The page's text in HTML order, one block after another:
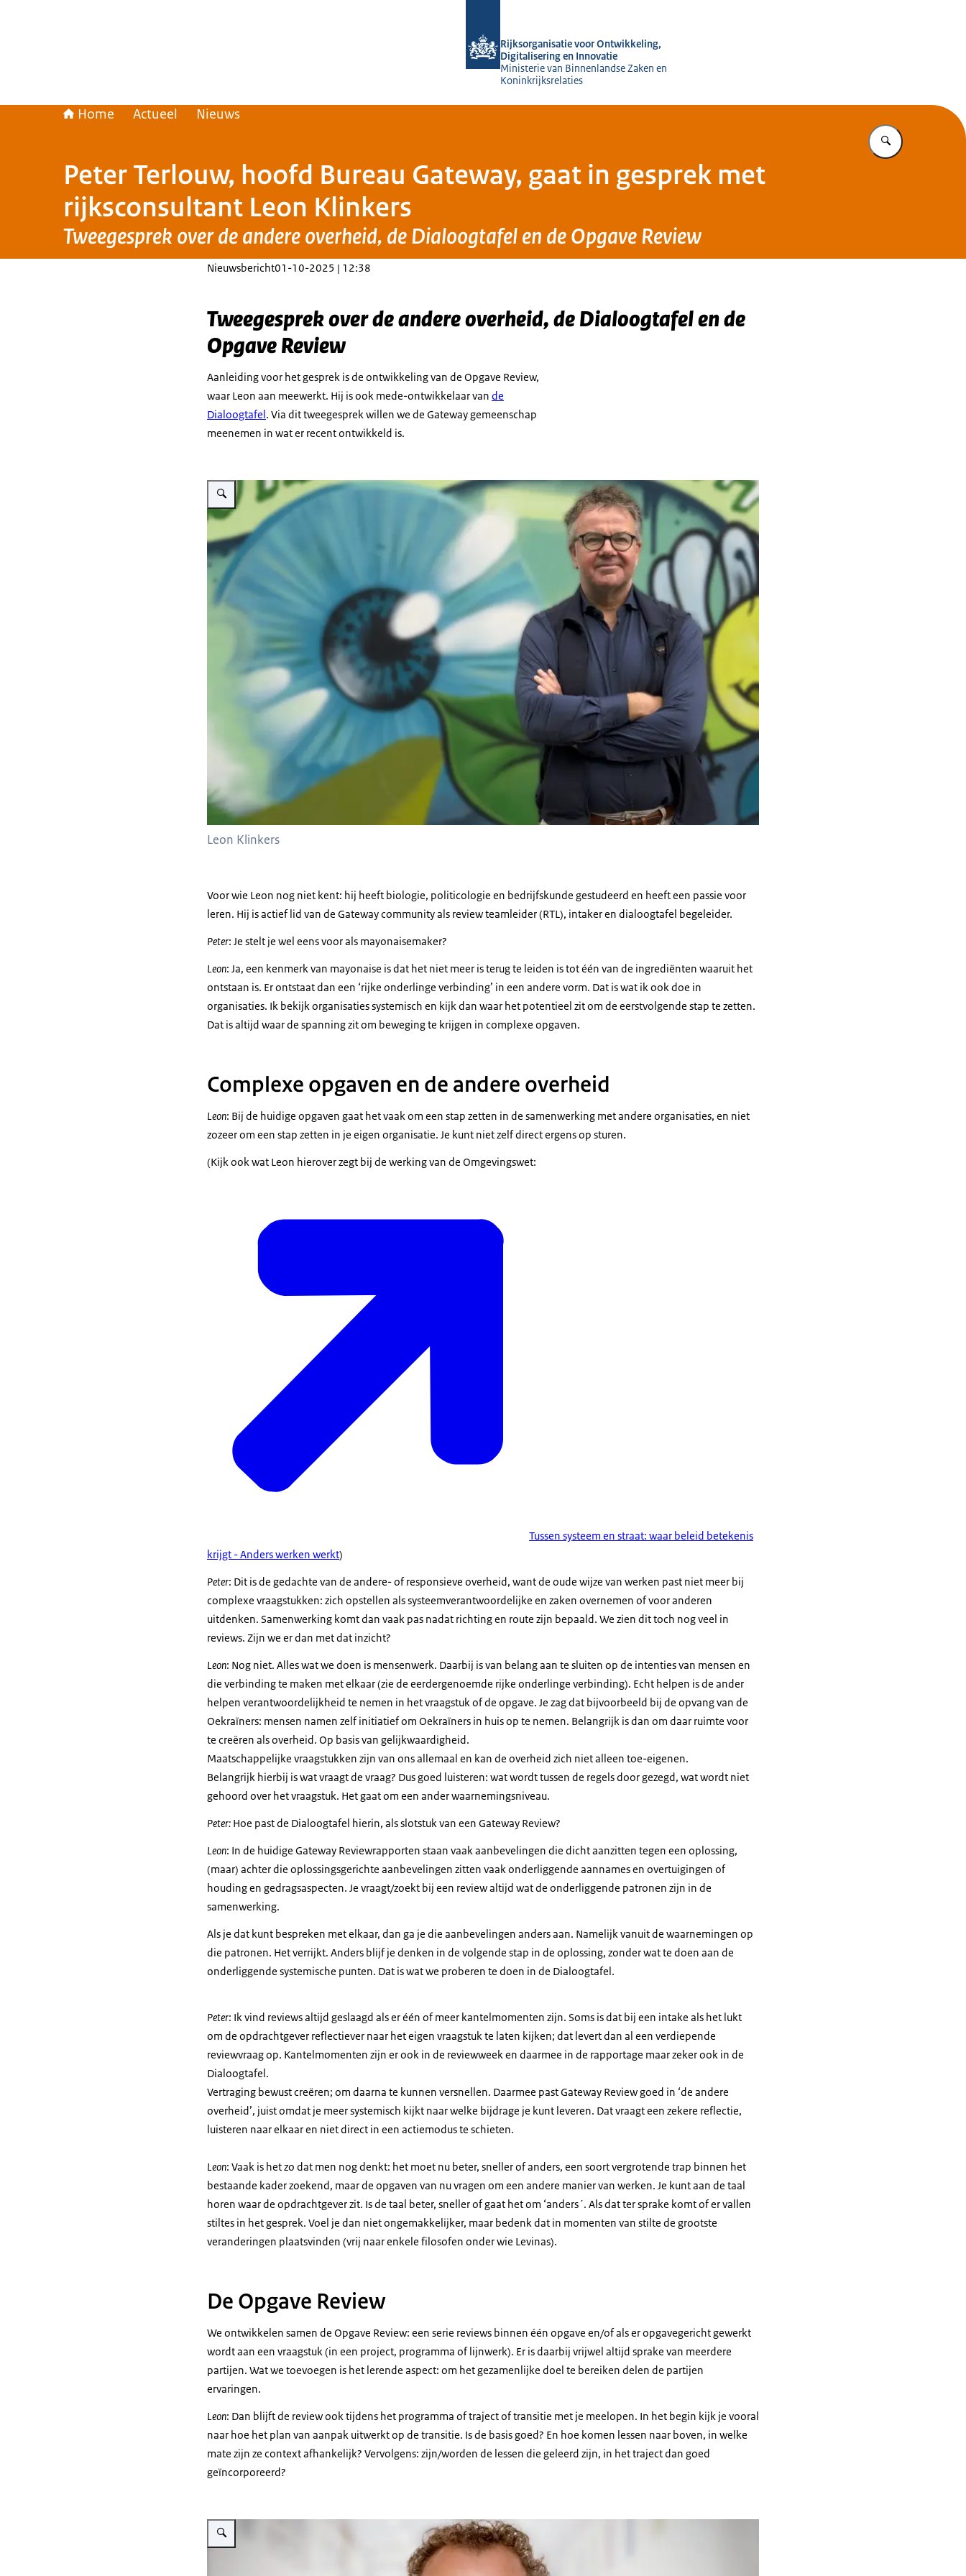
Rijksorganisatie voor Ontwikkeling,
Digitalisering en Innovatie
Ministerie van Binnenlandse Zaken en
Koninkrijksrelaties
Home Actueel Nieuws
Vul in wat u
Peter Terlouw, hoofd Bureau Gateway, gaat in gesprek met
rijksconsultant Leon Klinkers
Tweegesprek over de andere overheid, de Dialoogtafel en de Opgave Review
Nieuwsbericht01-10-2025 | 12:38
Tweegesprek over de andere overheid, de Dialoogtafel en de
Opgave Review
Aanleiding voor het gesprek is de ontwikkeling van de Opgave Review,
waar Leon aan meewerkt. Hij is ook mede-ontwikkelaar van de
Dialoogtafel. Via dit tweegesprek willen we de Gateway gemeenschap
meenemen in wat er recent ontwikkeld is.
Vergroot afbeelding Leon Klinkers
Leon Klinkers
Voor wie Leon nog niet kent: hij heeft biologie, politicologie en bedrijfskunde gestudeerd en heeft een passie voor
leren. Hij is actief lid van de Gateway community als review teamleider (RTL), intaker en dialoogtafel begeleider.
Peter: Je stelt je wel eens voor als mayonaisemaker?
Leon: Ja, een kenmerk van mayonaise is dat het niet meer is terug te leiden is tot één van de ingrediënten waaruit het
ontstaan is. Er ontstaat dan een ‘rijke onderlinge verbinding’ in een andere vorm. Dat is wat ik ook doe in
organisaties. Ik bekijk organisaties systemisch en kijk dan waar het potentieel zit om de eerstvolgende stap te zetten.
Dat is altijd waar de spanning zit om beweging te krijgen in complexe opgaven.
Complexe opgaven en de andere overheid
Leon: Bij de huidige opgaven gaat het vaak om een stap zetten in de samenwerking met andere organisaties, en niet
zozeer om een stap zetten in je eigen organisatie. Je kunt niet zelf direct ergens op sturen.
(Kijk ook wat Leon hierover zegt bij de werking van de Omgevingswet:
Tussen systeem en straat: waar beleid betekenis
krijgt - Anders werken werkt)
Peter: Dit is de gedachte van de andere- of responsieve overheid, want de oude wijze van werken past niet meer bij
complexe vraagstukken: zich opstellen als systeemverantwoordelijke en zaken overnemen of voor anderen
uitdenken. Samenwerking komt dan vaak pas nadat richting en route zijn bepaald. We zien dit toch nog veel in
reviews. Zijn we er dan met dat inzicht?
Leon: Nog niet. Alles wat we doen is mensenwerk. Daarbij is van belang aan te sluiten op de intenties van mensen en
die verbinding te maken met elkaar (zie de eerdergenoemde rijke onderlinge verbinding). Echt helpen is de ander
helpen verantwoordelijkheid te nemen in het vraagstuk of de opgave. Je zag dat bijvoorbeeld bij de opvang van de
Oekraïners: mensen namen zelf initiatief om Oekraïners in huis op te nemen. Belangrijk is dan om daar ruimte voor
te creëren als overheid. Op basis van gelijkwaardigheid.
Maatschappelijke vraagstukken zijn van ons allemaal en kan de overheid zich niet alleen toe-eigenen.
Belangrijk hierbij is wat vraagt de vraag? Dus goed luisteren: wat wordt tussen de regels door gezegd, wat wordt niet
gehoord over het vraagstuk. Het gaat om een ander waarnemingsniveau.
Peter: Hoe past de Dialoogtafel hierin, als slotstuk van een Gateway Review?
Leon: In de huidige Gateway Reviewrapporten staan vaak aanbevelingen die dicht aanzitten tegen een oplossing,
(maar) achter die oplossingsgerichte aanbevelingen zitten vaak onderliggende aannames en overtuigingen of
houding en gedragsaspecten. Je vraagt/zoekt bij een review altijd wat de onderliggende patronen zijn in de
samenwerking.
Als je dat kunt bespreken met elkaar, dan ga je die aanbevelingen anders aan. Namelijk vanuit de waarnemingen op
die patronen. Het verrijkt. Anders blijf je denken in de volgende stap in de oplossing, zonder wat te doen aan de
onderliggende systemische punten. Dat is wat we proberen te doen in de Dialoogtafel.
Peter: Ik vind reviews altijd geslaagd als er één of meer kantelmomenten zijn. Soms is dat bij een intake als het lukt
om de opdrachtgever reflectiever naar het eigen vraagstuk te laten kijken; dat levert dan al een verdiepende
reviewvraag op. Kantelmomenten zijn er ook in de reviewweek en daarmee in de rapportage maar zeker ook in de
Dialoogtafel.
Vertraging bewust creëren; om daarna te kunnen versnellen. Daarmee past Gateway Review goed in ‘de andere
overheid’, juist omdat je meer systemisch kijkt naar welke bijdrage je kunt leveren. Dat vraagt een zekere reflectie,
luisteren naar elkaar en niet direct in een actiemodus te schieten.
Leon: Vaak is het zo dat men nog denkt: het moet nu beter, sneller of anders, een soort vergrotende trap binnen het
bestaande kader zoekend, maar de opgaven van nu vragen om een andere manier van werken. Je kunt aan de taal
horen waar de opdrachtgever zit. Is de taal beter, sneller of gaat het om ‘anders´. Als dat ter sprake komt of er vallen
stiltes in het gesprek. Voel je dan niet ongemakkelijker, maar bedenk dat in momenten van stilte de grootste
veranderingen plaatsvinden (vrij naar enkele filosofen onder wie Levinas).
De Opgave Review
We ontwikkelen samen de Opgave Review: een serie reviews binnen één opgave en/of als er opgavegericht gewerkt
wordt aan een vraagstuk (in een project, programma of lijnwerk). Er is daarbij vrijwel altijd sprake van meerdere
partijen. Wat we toevoegen is het lerende aspect: om het gezamenlijke doel te bereiken delen de partijen
ervaringen.
Leon: Dan blijft de review ook tijdens het programma of traject of transitie met je meelopen. In het begin kijk je vooral
naar hoe het plan van aanpak uitwerkt op de transitie. Is de basis goed? En hoe komen lessen naar boven, in welke
mate zijn ze context afhankelijk? Vervolgens: zijn/worden de lessen die geleerd zijn, in het traject dan goed
geïncorporeerd?
Vergroot afbeelding Peter Terlouw